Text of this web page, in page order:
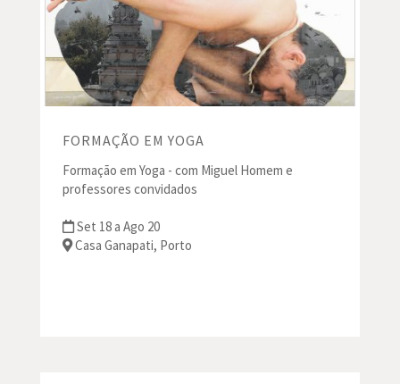
FORMAÇÃO EM YOGA
Formação em Yoga - com Miguel Homem e
professores convidados
Set 18 a Ago 20
Casa Ganapati, Porto